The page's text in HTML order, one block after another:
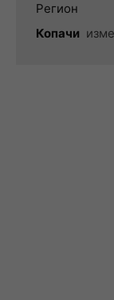
Регион
Копачи